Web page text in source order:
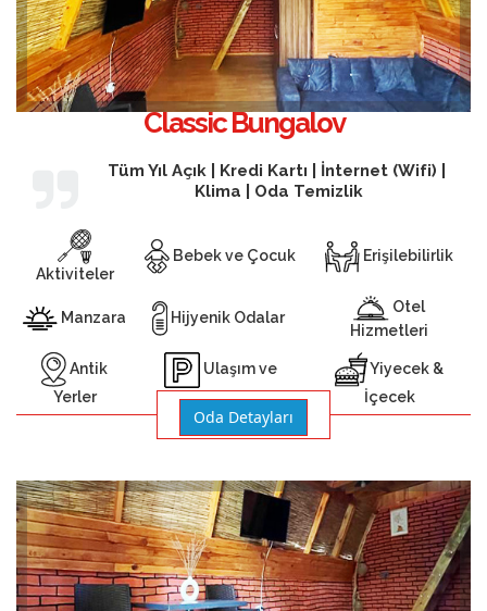
Classic Bungalov
Tüm Yıl Açık | Kredi Kartı | İnternet (Wifi) |
Klima | Oda Temizlik
Aktiviteler
Bebek ve Çocuk Erişilebilirlik
Manzara Hijyenik Odalar
Otel
Hizmetleri
Antik
Yerler
Ulaşım ve
Otopark
Yiyecek &
İçecek
Oda Detayları